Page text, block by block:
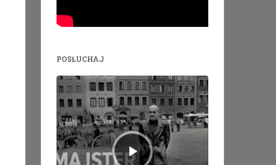
POSŁUCHAJ
Odtwarzacz
plików
dźwiękowych